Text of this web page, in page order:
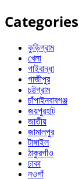
Categories
কুড়িগ্রাম
খেলা
গাইবান্ধা
গাজীপুর
চট্টগ্রাম
চাঁপাইনবাবগঞ্জ
জয়পুরহাট
জাতীয়
জামালপুর
টাঙ্গাইল
ঠাকুরগাঁও
ঢাকা
নওগাঁ